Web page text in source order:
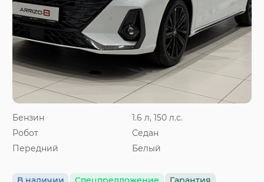
Бензин
1.6 л, 150 л.с.
Робот
Седан
Передний
Белый